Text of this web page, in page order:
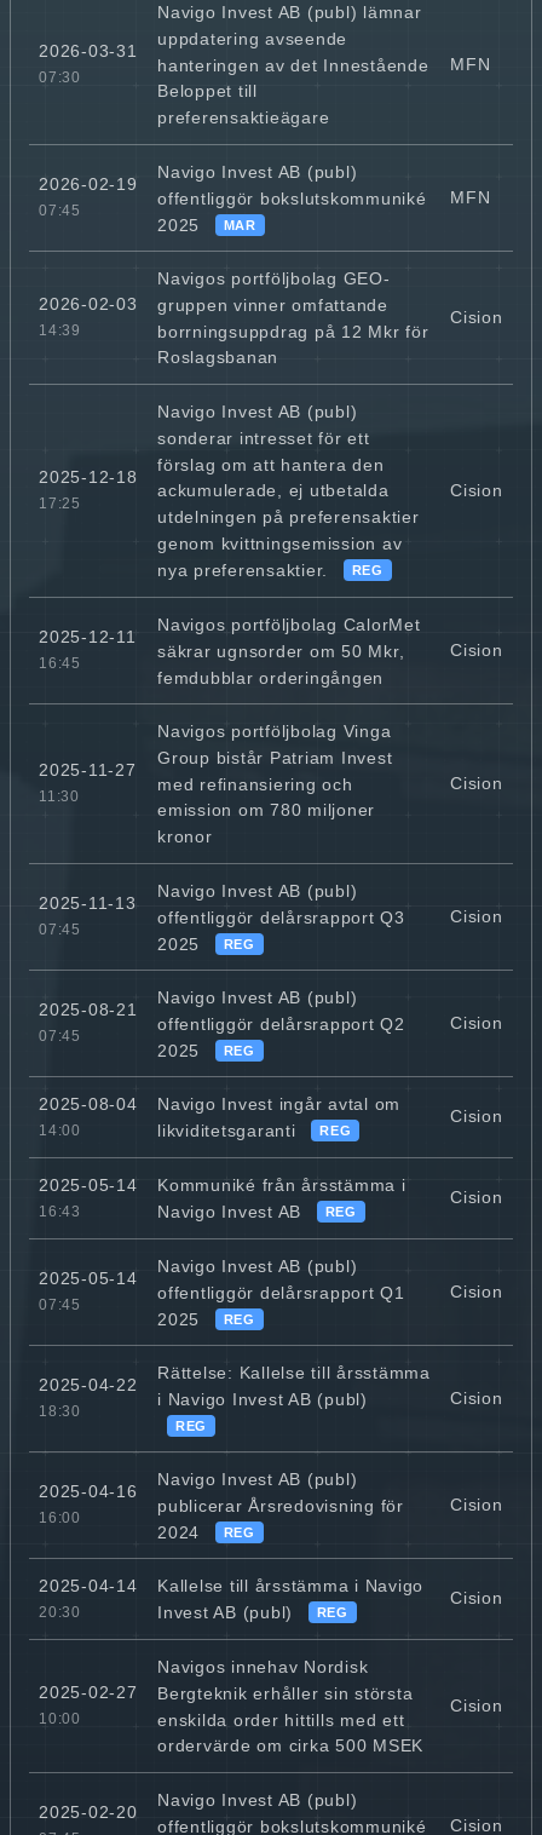
2026-03-31
07:30
Navigo Invest AB (publ) lämnar
uppdatering avseende
hanteringen av det Innestående
Beloppet till
preferensaktieägare
MFN
2026-02-19
07:45
Navigo Invest AB (publ)
offentliggör bokslutskommuniké
2025
MAR
MFN
2026-02-03
14:39
Navigos portföljbolag GEO-
gruppen vinner omfattande
borrningsuppdrag på 12 Mkr för
Roslagsbanan
Cision
2025-12-18
17:25
Navigo Invest AB (publ)
sonderar intresset för ett
förslag om att hantera den
ackumulerade, ej utbetalda
utdelningen på preferensaktier
genom kvittningsemission av
nya preferensaktier.
REG
Cision
2025-12-11
16:45
Navigos portföljbolag CalorMet
säkrar ugnsorder om 50 Mkr,
femdubblar orderingången
Cision
2025-11-27
11:30
Navigos portföljbolag Vinga
Group bistår Patriam Invest
med refinansiering och
emission om 780 miljoner
kronor
Cision
2025-11-13
07:45
Navigo Invest AB (publ)
offentliggör delårsrapport Q3
2025
REG
Cision
2025-08-21
07:45
Navigo Invest AB (publ)
offentliggör delårsrapport Q2
2025
REG
Cision
2025-08-04
14:00
Navigo Invest ingår avtal om
likviditetsgaranti
REG
Cision
2025-05-14
16:43
Kommuniké från årsstämma i
Navigo Invest AB
REG
Cision
2025-05-14
07:45
Navigo Invest AB (publ)
offentliggör delårsrapport Q1
2025
REG
Cision
2025-04-22
18:30
Rättelse: Kallelse till årsstämma
i Navigo Invest AB (publ)
REG
Cision
2025-04-16
16:00
Navigo Invest AB (publ)
publicerar Årsredovisning för
2024
REG
Cision
2025-04-14
20:30
Kallelse till årsstämma i Navigo
Invest AB (publ)
REG
Cision
2025-02-27
10:00
Navigos innehav Nordisk
Bergteknik erhåller sin största
enskilda order hittills med ett
ordervärde om cirka 500 MSEK
Cision
2025-02-20
Navigo Invest AB (publ)
offentliggör bokslutskommuniké
Cision